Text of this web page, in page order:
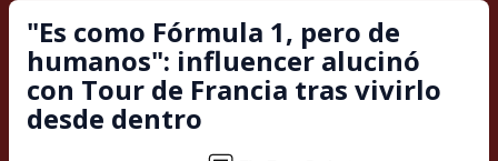
"Es como Fórmula 1, pero de
humanos": influencer alucinó
con Tour de Francia tras vivirlo
desde dentro